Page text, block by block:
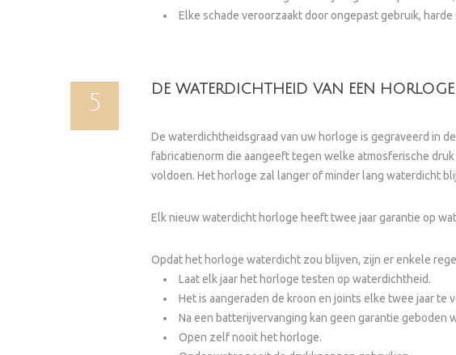
Elke schade veroorzaakt door ongepast gebruik,
5
DE WATERDICHTHEID VAN EEN HORLOGE
De waterdichtheidsgraad van uw horloge is gegraveerd in
fabricatienorm die aangeeft tegen welke atmosferische
voldoen. Het horloge zal langer of minder lang waterdicht
Elk nieuw waterdicht horloge heeft twee jaar garantie op
Opdat het horloge waterdicht zou blijven, zijn er enkele
Laat elk jaar het horloge testen op waterdichtheid.
Het is aangeraden de kroon en joints elke twee jaar te
Na een batterijvervanging kan geen garantie
Open zelf nooit het horloge.